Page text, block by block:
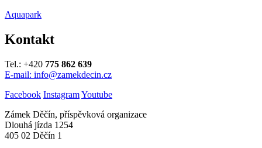
Aquapark
Kontakt
Tel.: +420 775 862 639
E-mail: info@zamekdecin.cz
Facebook InstagramYoutube
Zámek Děčín, příspěvková organizace
Dlouhá jízda 1254
405 02 Děčín 1